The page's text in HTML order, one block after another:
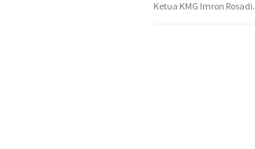
Ketua KMG Imron Rosadi.